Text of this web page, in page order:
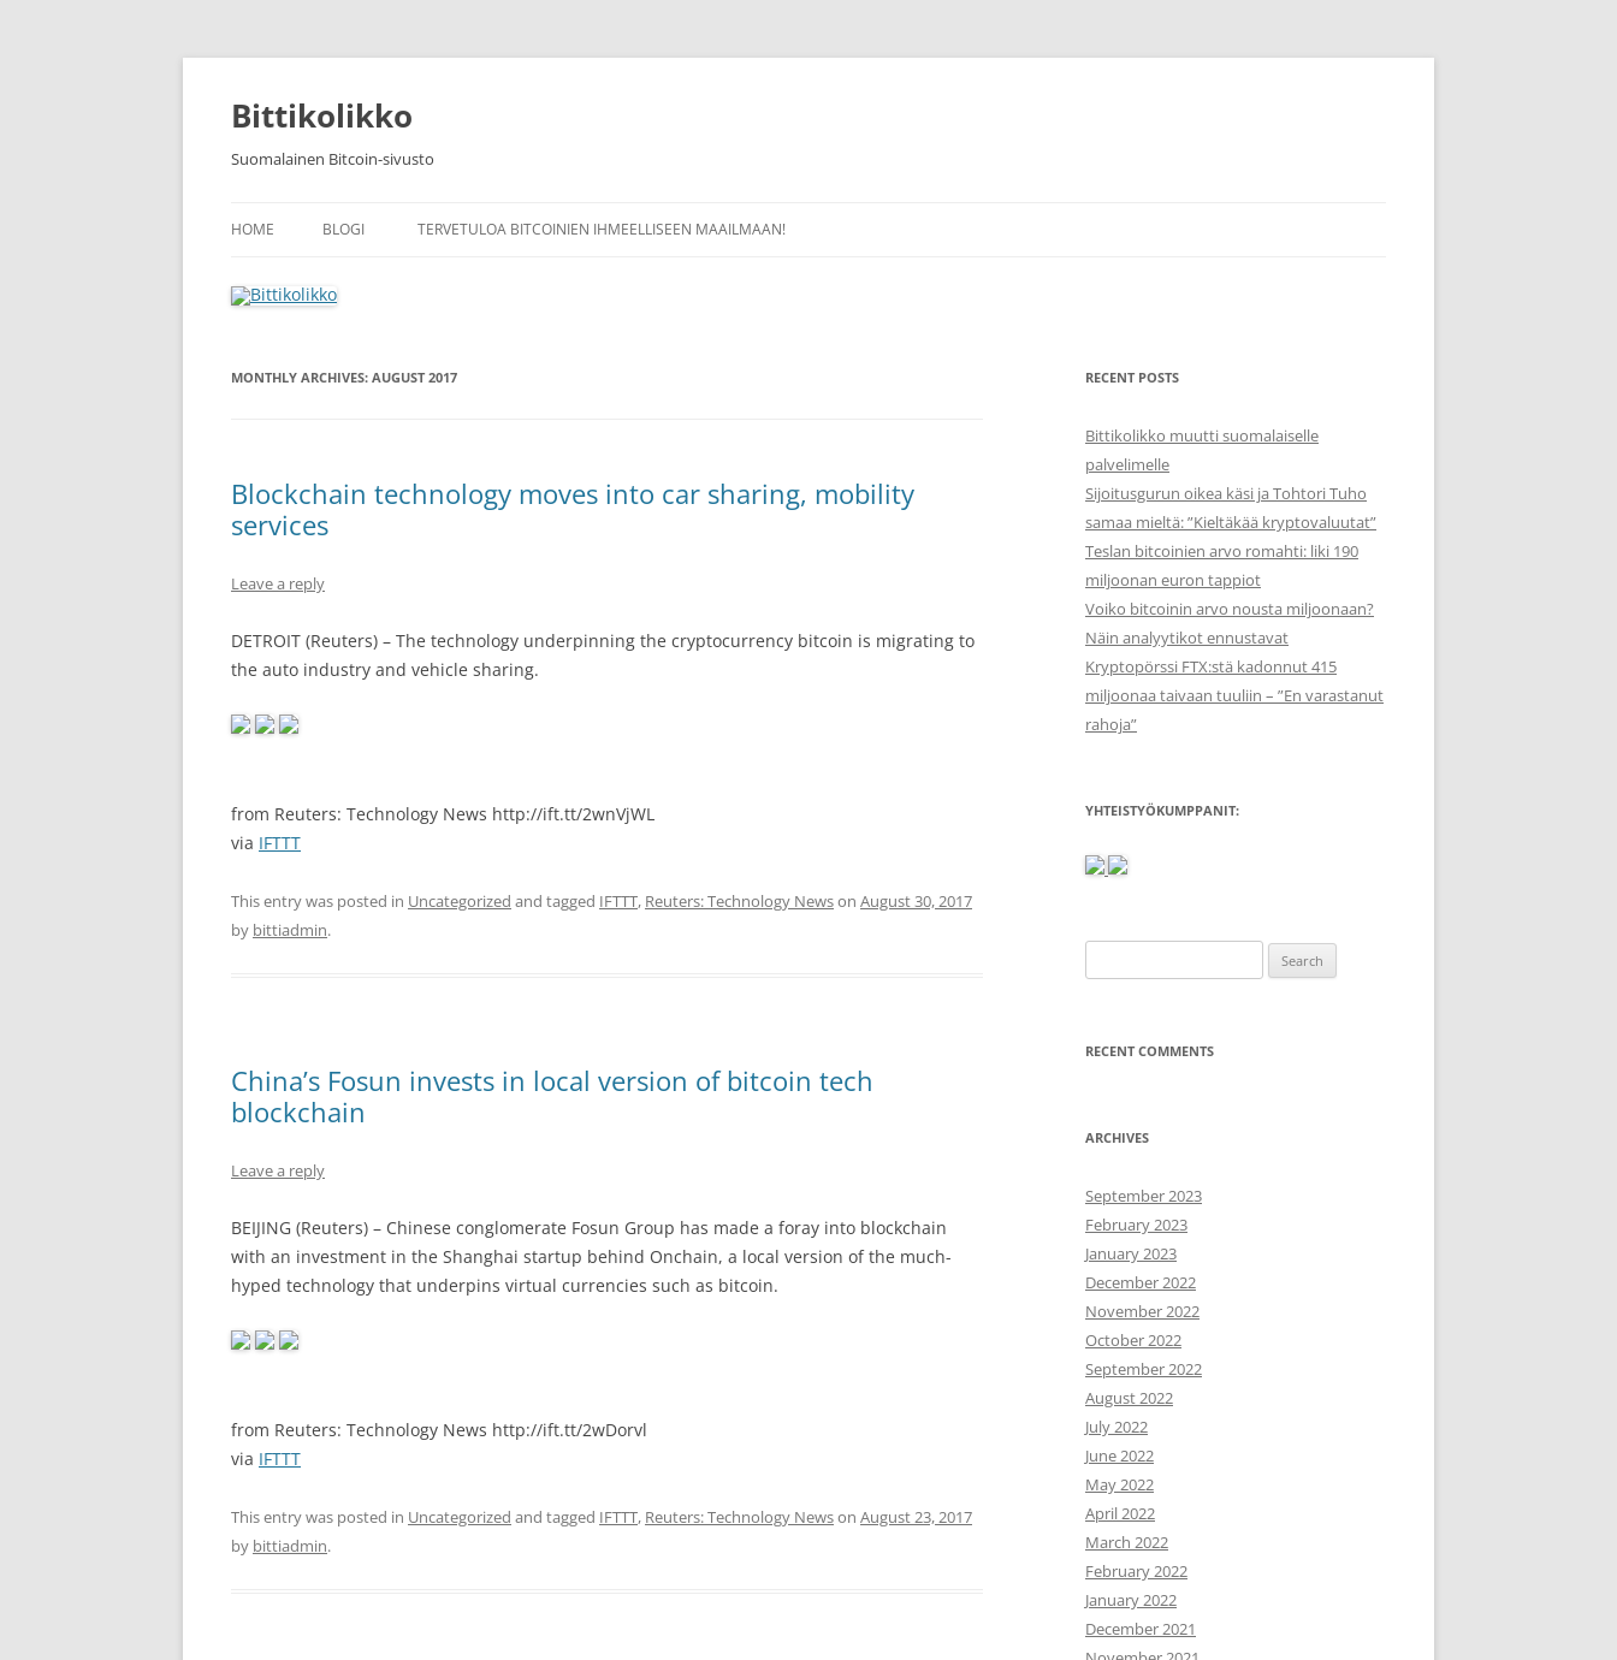
Skip
content
Bittikolikko
Suomalainen Bitcoin-sivusto
HOME BLOGI TERVETULOA BITCOINIEN IHMEELLISEEN MAAILMAAN!
MONTHLY ARCHIVES: AUGUST 2017
Blockchain technology moves into car sharing, mobility
services
Leave a reply
DETROIT (Reuters) – The technology underpinning the cryptocurrency bitcoin is migrating to
the auto industry and vehicle sharing.
from Reuters: Technology News http://ift.tt/2wnVjWL
via IFTTT
This entry was posted in Uncategorized and tagged IFTTT, Reuters: Technology Newson August 30, 2017
by bittiadmin.
China’s Fosun invests in local version of bitcoin tech
blockchain
Leave a reply
BEIJING (Reuters) – Chinese conglomerate Fosun Group has made a foray into blockchain
with an investment in the Shanghai startup behind Onchain, a local version of the much-
hyped technology that underpins virtual currencies such as bitcoin.
from Reuters: Technology News http://ift.tt/2wDorvl
via IFTTT
This entry was posted in Uncategorized and tagged IFTTT, Reuters: Technology Newson August 23, 2017
by bittiadmin.
RECENT POSTS
Bittikolikko muutti suomalaiselle
palvelimelle
Sijoitusgurun oikea käsi ja Tohtori Tuho
samaa mieltä: ”Kieltäkää kryptovaluutat”
Teslan bitcoinien arvo romahti: liki 190
miljoonan euron tappiot
Voiko bitcoinin arvo nousta miljoonaan?
Näin analyytikot ennustavat
Kryptopörssi FTX:stä kadonnut 415
miljoonaa taivaan tuuliin – ”En varastanut
rahoja”
YHTEISTYÖKUMPPANIT:
for:
RECENT COMMENTS
ARCHIVES
September 2023
February 2023
January 2023
December 2022
November 2022
October 2022
September 2022
August 2022
July 2022
June 2022
May 2022
April 2022
March 2022
February 2022
January 2022
December 2021